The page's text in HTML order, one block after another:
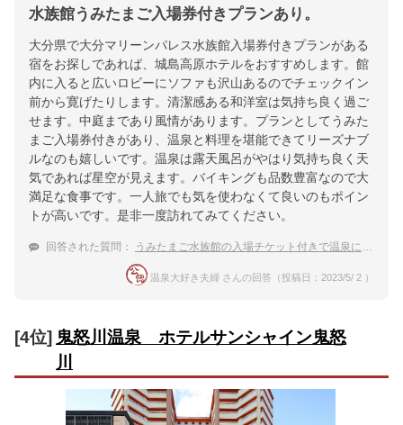
水族館うみたまご入場券付きプランあり。
大分県で大分マリーンパレス水族館入場券付きプランがある
宿をお探しであれば、城島高原ホテルをおすすめします。館
内に入ると広いロビーにソファも沢山あるのでチェックイン
前から寛げたりします。清潔感ある和洋室は気持ち良く過ご
せます。中庭まであり風情があります。プランとしてうみた
まご入場券付きがあり、温泉と料理を堪能できてリーズナブ
ルなのも嬉しいです。温泉は露天風呂がやはり気持ち良く天
気であれば星空が見えます。バイキングも品数豊富なので大
満足な食事です。一人旅でも気を使わなくて良いのもポイン
トが高いです。是非一度訪れてみてください。
回答された質問： うみたまご水族館の入場チケット付きで温泉に入れる宿を教えてください。
温泉大好き夫婦 さんの回答（投稿日：2023/5/ 2 ）
[4位] 鬼怒川温泉 ホテルサンシャイン鬼怒
川